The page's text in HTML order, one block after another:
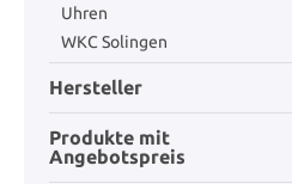
Uhren
WKC Solingen
Hersteller
Produkte mit
Angebotspreis